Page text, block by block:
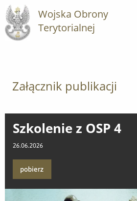
Wojska Obrony
Terytorialnej
Załącznik publikacji
Szkolenie z OSP 4
26.06.2026
pobierz